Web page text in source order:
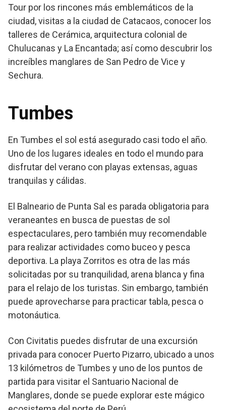
Tour por los rincones más emblemáticos de la
ciudad, visitas a la ciudad de Catacaos, conocer los
talleres de Cerámica, arquitectura colonial de
Chulucanas y La Encantada; así como descubrir los
increíbles manglares de San Pedro de Vice y
Sechura.
Tumbes
En Tumbes el sol está asegurado casi todo el año.
Uno de los lugares ideales en todo el mundo para
disfrutar del verano con playas extensas, aguas
tranquilas y cálidas.
El Balneario de Punta Sal es parada obligatoria para
veraneantes en busca de puestas de sol
espectaculares, pero también muy recomendable
para realizar actividades como buceo y pesca
deportiva. La playa Zorritos es otra de las más
solicitadas por su tranquilidad, arena blanca y fina
para el relajo de los turistas. Sin embargo, también
puede aprovecharse para practicar tabla, pesca o
motonáutica.
Con Civitatis puedes disfrutar de una excursión
privada para conocer Puerto Pizarro, ubicado a unos
13 kilómetros de Tumbes y uno de los puntos de
partida para visitar el Santuario Nacional de
Manglares, donde se puede explorar este mágico